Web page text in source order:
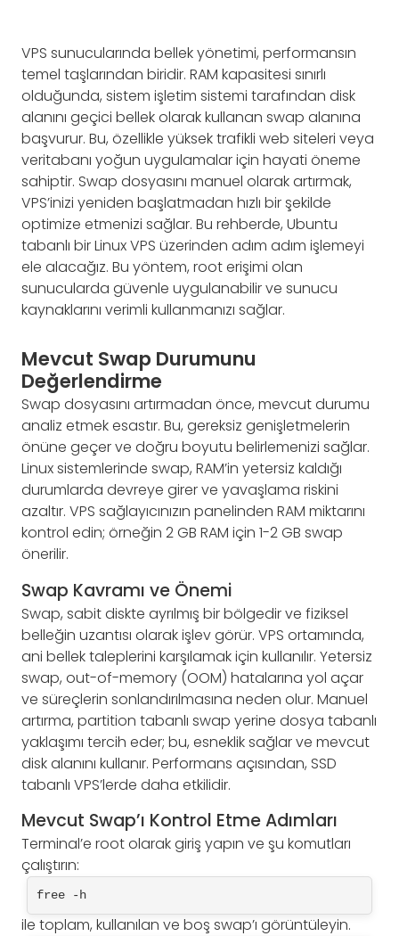
VPS sunucularında bellek yönetimi, performansın
temel taşlarından biridir. RAM kapasitesi sınırlı
olduğunda, sistem işletim sistemi tarafından disk
alanını geçici bellek olarak kullanan swap alanına
başvurur. Bu, özellikle yüksek trafikli web siteleri veya
veritabanı yoğun uygulamalar için hayati öneme
sahiptir. Swap dosyasını manuel olarak artırmak,
VPS’inizi yeniden başlatmadan hızlı bir şekilde
optimize etmenizi sağlar. Bu rehberde, Ubuntu
tabanlı bir Linux VPS üzerinden adım adım işlemeyi
ele alacağız. Bu yöntem, root erişimi olan
sunucularda güvenle uygulanabilir ve sunucu
kaynaklarını verimli kullanmanızı sağlar.
Mevcut Swap Durumunu
Değerlendirme
Swap dosyasını artırmadan önce, mevcut durumu
analiz etmek esastır. Bu, gereksiz genişletmelerin
önüne geçer ve doğru boyutu belirlemenizi sağlar.
Linux sistemlerinde swap, RAM’in yetersiz kaldığı
durumlarda devreye girer ve yavaşlama riskini
azaltır. VPS sağlayıcınızın panelinden RAM miktarını
kontrol edin; örneğin 2 GB RAM için 1-2 GB swap
önerilir.
Swap Kavramı ve Önemi
Swap, sabit diskte ayrılmış bir bölgedir ve fiziksel
belleğin uzantısı olarak işlev görür. VPS ortamında,
ani bellek taleplerini karşılamak için kullanılır. Yetersiz
swap, out-of-memory (OOM) hatalarına yol açar
ve süreçlerin sonlandırılmasına neden olur. Manuel
artırma, partition tabanlı swap yerine dosya tabanlı
yaklaşımı tercih eder; bu, esneklik sağlar ve mevcut
disk alanını kullanır. Performans açısından, SSD
tabanlı VPS’lerde daha etkilidir.
Mevcut Swap’ı Kontrol Etme Adımları
Terminal’e root olarak giriş yapın ve şu komutları
çalıştırın:
free -h
ile toplam, kullanılan ve boş swap’ı görüntüleyin.